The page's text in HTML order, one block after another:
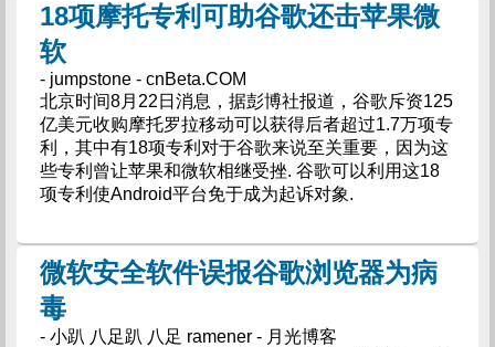
18项摩托专利可助谷歌还击苹果微
软
- jumpstone - cnBeta.COM
北京时间8月22日消息，据彭博社报道，谷歌斥资125
亿美元收购摩托罗拉移动可以获得后者超过1.7万项专
利，其中有18项专利对于谷歌来说至关重要，因为这
些专利曾让苹果和微软相继受挫. 谷歌可以利用这18
项专利使Android平台免于成为起诉对象.
微软安全软件误报谷歌浏览器为病
毒
- 小趴 八足趴 八足 ramener - 月光博客